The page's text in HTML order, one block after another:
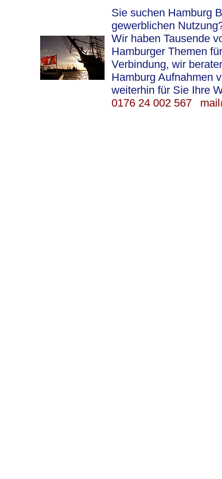
Sie suchen Hamburg
gewerblichen
Wir haben Tausende
Hamburger Themen
Verbindung, wir
Hamburg Aufnahmen
weiterhin für Sie Ihre
0176 24 002 567